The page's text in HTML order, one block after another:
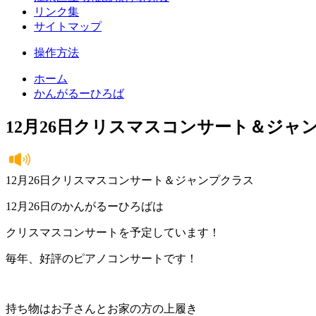
リンク集
サイトマップ
操作方法
ホーム
かんがるーひろば
12月26日クリスマスコンサート＆ジャ
12月26日クリスマスコンサート＆ジャンプクラス
12月26日のかんがるーひろばは
クリスマスコンサートを予定しています！
毎年、好評のピアノコンサートです！
持ち物はお子さんとお家の方の上履き